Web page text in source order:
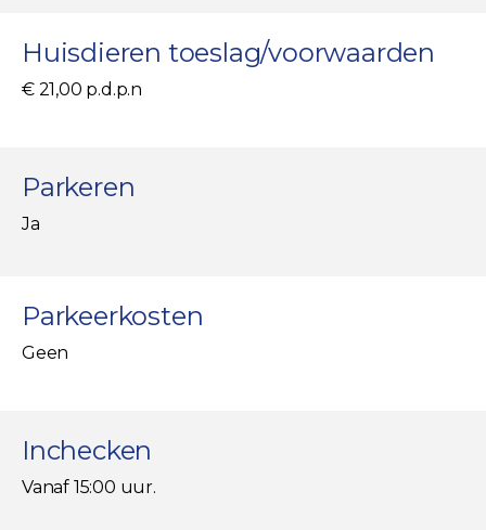
Huisdieren toeslag/voorwaarden
€ 21,00 p.d.p.n
Parkeren
Ja
Parkeerkosten
Geen
Inchecken
Vanaf 15:00 uur.